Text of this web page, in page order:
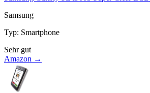
Samsung
Typ: Smartphone
Sehr gut
Amazon →